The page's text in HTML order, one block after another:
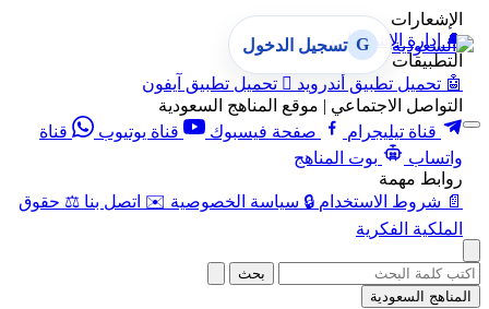
الإشعارات
🔔
إدارة الإشعارات
التطبيقات
🤖 تحميل تطبيق أندرويد  تحميل تطبيق آيفون
التواصل الاجتماعي | موقع المناهج السعودية
قناة تيليجرام
صفحة فيسبوك قناة يوتيوب
قناة
واتساب
بوت المناهج
روابط مهمة
📄 شروط الاستخدام 🔒 سياسة الخصوصية ✉️ اتصل بنا ⚖️ حقوق
الملكية الفكرية
G تسجيل الدخول
بحث
المناهج السعودية